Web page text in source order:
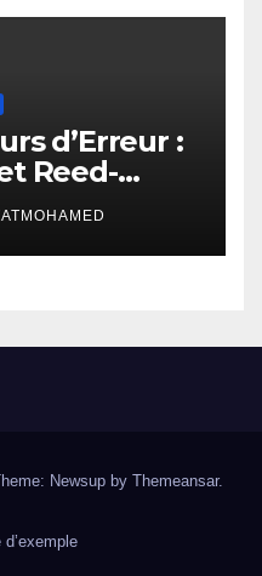
d’Erreur :
Reed-
Newsup by Themeansar.
d’exemple